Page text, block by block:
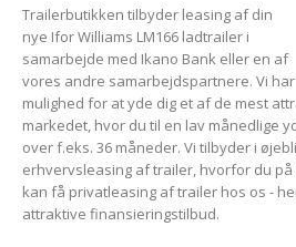
Trailerbutikken tilbyder leasing af din
nye Ifor Williams LM166 ladtrailer i
samarbejde med Ikano Bank eller en af
vores andre samarbejdspartnere. Vi har
mulighed for at yde dig et af de mest
markedet, hvor du til en lav månedlige
over f.eks. 36 måneder. Vi tilbyder i
erhvervsleasing af trailer, hvorfor du
kan få privatleasing af trailer hos os -
attraktive finansieringstilbud.